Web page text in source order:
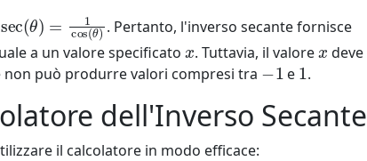
(θ cos
. Pertanto, l'inverso secante fornisce
a un valore specificato
x
. Tuttavia, il valore
x
deve
non può produrre valori compresi tra
−1
e
1
.
dell'Inverso Secante
il calcolatore in modo efficace: